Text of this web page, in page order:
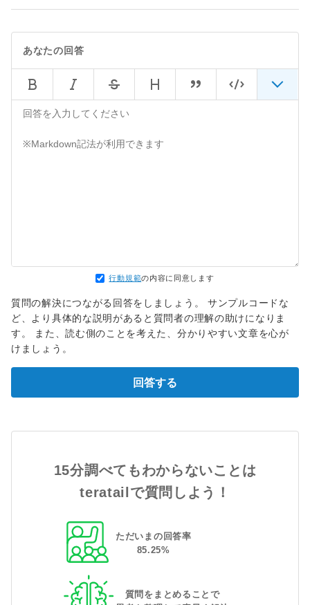
あなたの回答
行動規範の内容に同意します
質問の解決につながる回答をしましょう。 サンプルコードな
ど、より具体的な説明があると質問者の理解の助けになりま
す。 また、読む側のことを考えた、分かりやすい文章を心が
けましょう。
回答する
15分調べてもわからないことは
teratailで質問しよう！
ただいまの回答率
85.25%
質問をまとめることで